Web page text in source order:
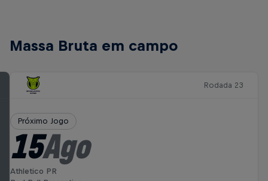
Massa Bruta em campo
Rodada 23
Próximo Jogo
15Ago
Athletico PR